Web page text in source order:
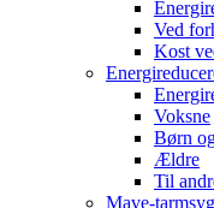
Ved
Kost
Voksne
Børn
Ældre
Til
Mave-